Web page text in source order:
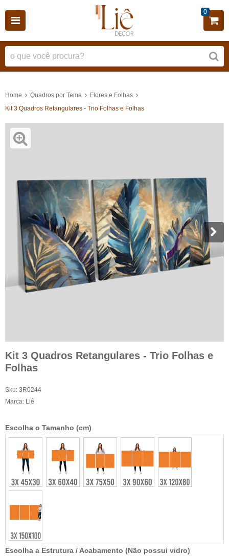
0
Home Quadros por Tema
Flores e Folhas
Kit 3 Quadros Retangulares - Trio Folhas e Folhas
Kit 3 Quadros Retangulares - Trio Folhas e
Folhas
Sku: 3R0244
Marca: Liê
Escolha a Estrutura / Acabamento (Não possui vidro)
Escolha o Tamanho (cm)